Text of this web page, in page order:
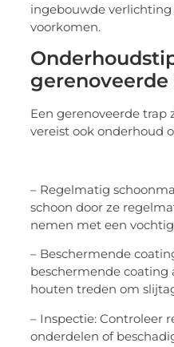
ingebouwde
voorkomen.
Een gerenoveerde
vereist ook onderhoud
– Regelmatig
schoon door ze
nemen met een
– Beschermende
beschermende coating
houten treden om
– Inspectie: Controleer
onderdelen of